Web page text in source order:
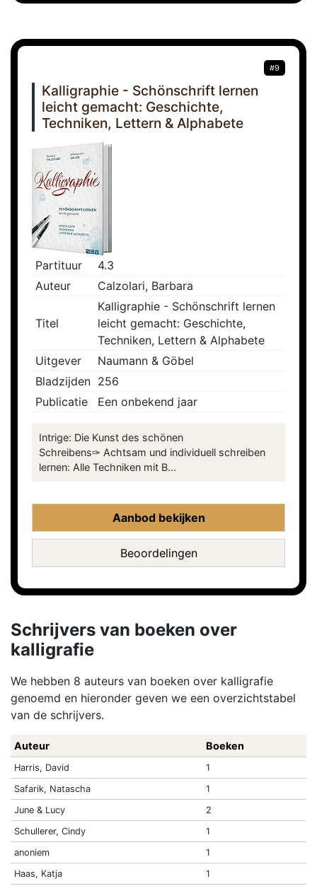
#9
Kalligraphie - Schönschrift lernen
leicht gemacht: Geschichte,
Techniken, Lettern & Alphabete
Partituur
4.3
Auteur
Calzolari, Barbara
Titel
Kalligraphie - Schönschrift lernen
leicht gemacht: Geschichte,
Techniken, Lettern & Alphabete
Uitgever
Naumann & Göbel
Bladzijden 256
Publicatie
Een onbekend jaar
Intrige: Die Kunst des schönen
Schreibens✑ Achtsam und individuell schreiben
lernen: Alle Techniken mit B...
Aanbod bekijken
Beoordelingen
Schrijvers van boeken over
kalligrafie
We hebben 8 auteurs van boeken over kalligrafie
genoemd en hieronder geven we een overzichtstabel
van de schrijvers.
Auteur Boeken
Harris, David
1
Safarik, Natascha
1
June & Lucy
2
Schullerer, Cindy
1
anoniem
1
Haas, Katja
1